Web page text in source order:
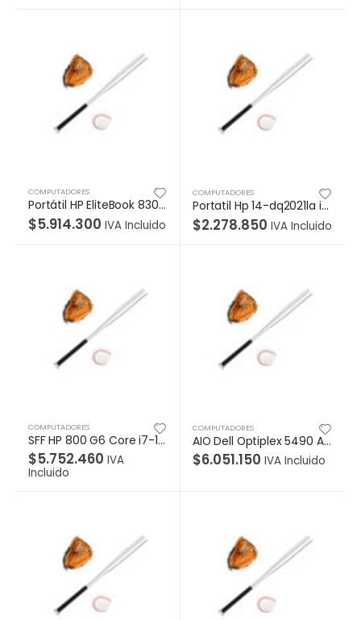
COMPUTADORES
Portátil HP EliteBook 830 G8 Intel Core i5-1135G7, W10 Pro64, 13.3” FHD, 8GB, SSD 512GB, Garantía 1/1/0
$5.914.300 IVA Incluido
COMPUTADORES
Portatil Hp 14-dq2021la i3-1115G4|4GB – DDR4|256GB SSD|15 HD|NO TOUCH|UMA|Natural Silver ACD|FF|W10 SLEM|Lector Huella
$2.278.850 IVA Incluido
COMPUTADORES
SFF HP 800 G6 Core i7-10700 , W10 Pro 64 , 8GB 512GB
$5.752.460 IVA
Incluido
COMPUTADORES
AIO Dell Optiplex 5490 Altura Ajustable 23.8 Intel Core i5- 10500T (6-Core, 12MB Cache, 2. 3GHz to 3.8GHz, 35W), memoria DDR4 sin ECC de 8 GB (1×8 GB), Unidad de estado sólido M.2 2230 de 256 GB PCIe NVMe Clase 35, 23,8 FHD 1920×1080 W VA no táctil antirreflejo, cámara a, UMA, fuente de alimentación de bronce, Windows 10 Pro Inglés, francés, espa
$6.051.150 IVA Incluido